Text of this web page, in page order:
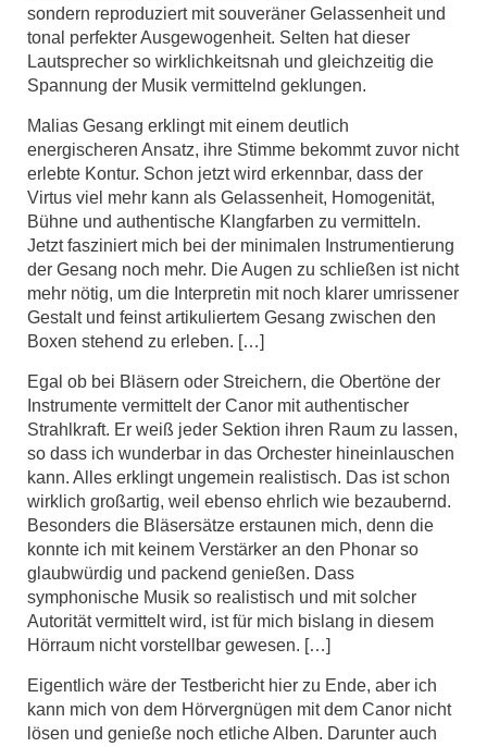
sondern reproduziert mit souveräner Gelassenheit und
tonal perfekter Ausgewogenheit. Selten hat dieser
Lautsprecher so wirklichkeitsnah und gleichzeitig die
Spannung der Musik vermittelnd geklungen.
Malias Gesang erklingt mit einem deutlich
energischeren Ansatz, ihre Stimme bekommt zuvor nicht
erlebte Kontur. Schon jetzt wird erkennbar, dass der
Virtus viel mehr kann als Gelassenheit, Homogenität,
Bühne und authentische Klangfarben zu vermitteln.
Jetzt fasziniert mich bei der minimalen Instrumentierung
der Gesang noch mehr. Die Augen zu schließen ist nicht
mehr nötig, um die Interpretin mit noch klarer umrissener
Gestalt und feinst artikuliertem Gesang zwischen den
Boxen stehend zu erleben. […]
Egal ob bei Bläsern oder Streichern, die Obertöne der
Instrumente vermittelt der Canor mit authentischer
Strahlkraft. Er weiß jeder Sektion ihren Raum zu lassen,
so dass ich wunderbar in das Orchester hineinlauschen
kann. Alles erklingt ungemein realistisch. Das ist schon
wirklich großartig, weil ebenso ehrlich wie bezaubernd.
Besonders die Bläsersätze erstaunen mich, denn die
konnte ich mit keinem Verstärker an den Phonar so
glaubwürdig und packend genießen. Dass
symphonische Musik so realistisch und mit solcher
Autorität vermittelt wird, ist für mich bislang in diesem
Hörraum nicht vorstellbar gewesen. […]
Eigentlich wäre der Testbericht hier zu Ende, aber ich
kann mich von dem Hörvergnügen mit dem Canor nicht
lösen und genieße noch etliche Alben. Darunter auch